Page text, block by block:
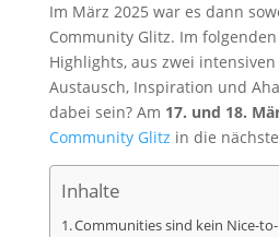
Im März 2025 war es dann
Community Glitz. Im
Highlights, aus zwei
Austausch, Inspiration und
dabei sein? Am 17. und 18.
Community Glitz in die
Inhalte
Communities sind kein Nice-to-